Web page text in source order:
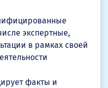
экспертные,
в рамках своей
факты и